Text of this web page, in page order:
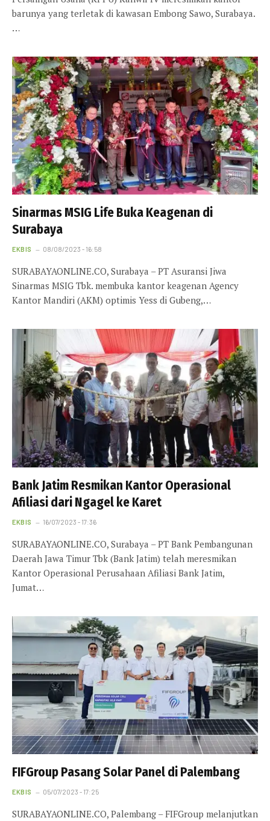
barunya yang terletak di kawasan Embong Sawo, Surabaya.
…
Sinarmas MSIG Life Buka Keagenan di
Surabaya
EKBIS 08/08/2023 - 16:58
SURABAYAONLINE.CO, Surabaya – PT Asuransi Jiwa
Sinarmas MSIG Tbk. membuka kantor keagenan Agency
Kantor Mandiri (AKM) optimis Yess di Gubeng,…
Bank Jatim Resmikan Kantor Operasional
Afiliasi dari Ngagel ke Karet
EKBIS 16/07/2023 - 17:36
SURABAYAONLINE.CO, Surabaya – PT Bank Pembangunan
Daerah Jawa Timur Tbk (Bank Jatim) telah meresmikan
Kantor Operasional Perusahaan Afiliasi Bank Jatim,
Jumat…
FIFGroup Pasang Solar Panel di Palembang
EKBIS 05/07/2023 - 17:25
SURABAYAONLINE.CO, Palembang – FIFGroup melanjutkan